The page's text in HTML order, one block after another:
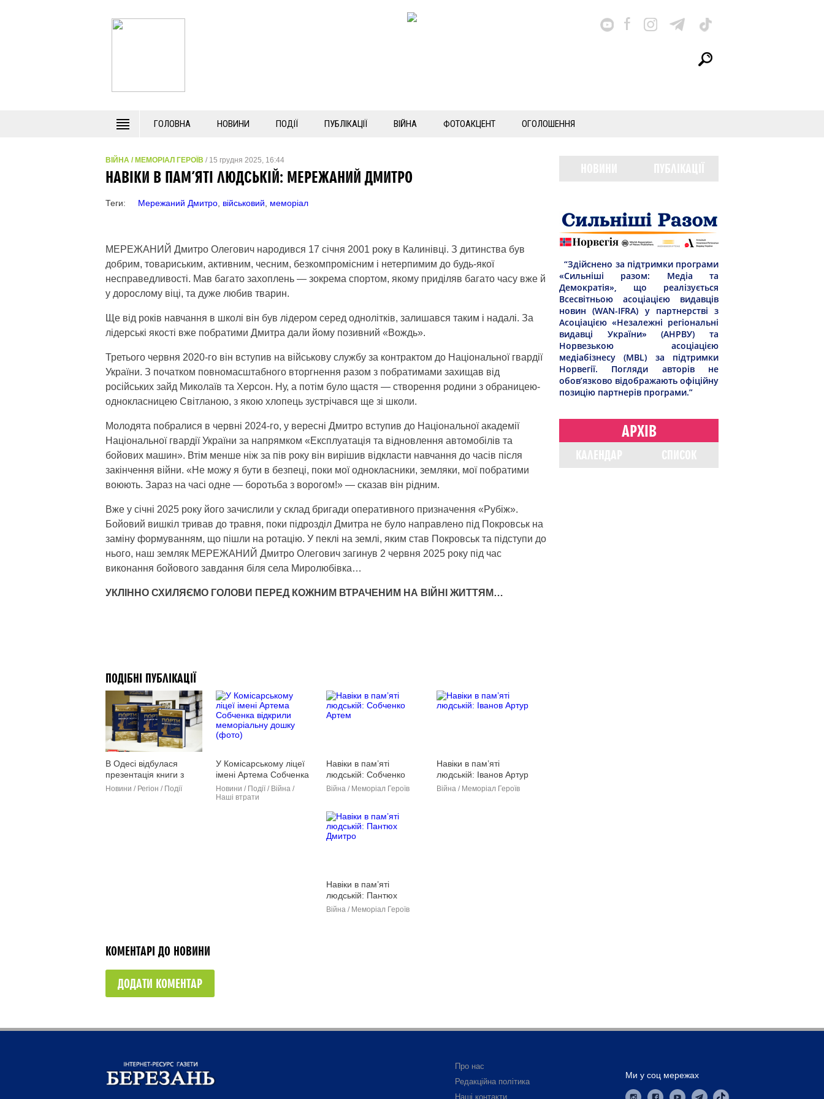
ГОЛОВНА НОВИНИ ПОДІЇ ПУБЛІКАЦІЇ ВІЙНА ФОТОАКЦЕНТ ОГОЛОШЕННЯ
ВІЙНА / МЕМОРІАЛ ГЕРОЇВ / 15 грудня 2025, 16:44
НАВІКИ В ПАМ’ЯТІ ЛЮДСЬКІЙ: МЕРЕЖАНИЙ ДМИТРО
Теги: Мережаний Дмитро військовий меморіал
МЕРЕЖАНИЙ Дмитро Олегович народився 17 січня 2001 року в Калинівці. З дитинства був
добрим, товариським, активним, чесним, безкомпромісним і нетерпимим до будь-якої
несправедливості. Мав багато захоплень — зокрема спортом, якому приділяв багато часу вже й
у дорослому віці, та дуже любив тварин.
Ще від років навчання в школі він був лідером серед однолітків, залишався таким і надалі. За
лідерські якості вже побратими Дмитра дали йому позивний «Вождь».
Третього червня 2020-го він вступив на військову службу за контрактом до Національної гвардії
України. З початком повномасштабного вторгнення разом з побратимами захищав від
російських зайд Миколаїв та Херсон. Ну, а потім було щастя — створення родини з обраницею-
однокласницею Світланою, з якою хлопець зустрічався ще зі школи.
Молодята побралися в червні 2024-го, у вересні Дмитро вступив до Національної академії
Національної гвардії України за напрямком «Експлуатація та відновлення автомобілів та
бойових машин». Втім менше ніж за пів року він вирішив відкласти навчання до часів після
закінчення війни. «Не можу я бути в безпеці, поки мої однокласники, земляки, мої побратими
воюють. Зараз на часі одне — боротьба з ворогом!» — сказав він рідним.
Вже у січні 2025 року його зачислили у склад бригади оперативного призначення «Рубіж».
Бойовий вишкіл тривав до травня, поки підрозділ Дмитра не було направлено під Покровськ на
заміну формуванням, що пішли на ротацію. У пеклі на землі, яким став Покровськ та підступи до
нього, наш земляк МЕРЕЖАНИЙ Дмитро Олегович загинув 2 червня 2025 року під час
виконання бойового завдання біля села Миролюбівка…
УКЛІННО СХИЛЯЄМО ГОЛОВИ ПЕРЕД КОЖНИМ ВТРАЧЕНИМ НА ВІЙНІ ЖИТТЯМ…
ПОДІБНІ ПУБЛІКАЦІЇ
В Одесі відбулася
презентація книги з
історії портів регіону
Новини / Регіон / Події
У Комісарському ліцеї
імені Артема Собченка
відкрили меморіальну
дошку (фото)
Новини / Події / Війна /
Наші втрати
Навіки в пам’яті
людській: Собченко
Артем
Війна / Меморіал Героїв
Навіки в пам’яті
людській: Іванов Артур
Війна / Меморіал Героїв
Навіки в пам’яті
людській: Пантюх
Дмитро
Війна / Меморіал Героїв
КОМЕНТАРІ ДО НОВИНИ
ДОДАТИ КОМЕНТАР
“Здійснено за підтримки програми
«Сильніші разом: Медіа та
Демократія», що реалізується
Всесвітньою асоціацією видавців
новин (WAN-IFRA) у партнерстві з
Асоціацією «Незалежні регіональні
видавці України» (АНРВУ) та
Норвезькою асоціацією
медіабізнесу (MBL) за підтримки
Норвегії. Погляди авторів не
обов’язково відображають офіційну
позицію партнерів програми.”
АРХІВ
Про нас
Редакційна політика
Наші контакти
Ми у соц мережах